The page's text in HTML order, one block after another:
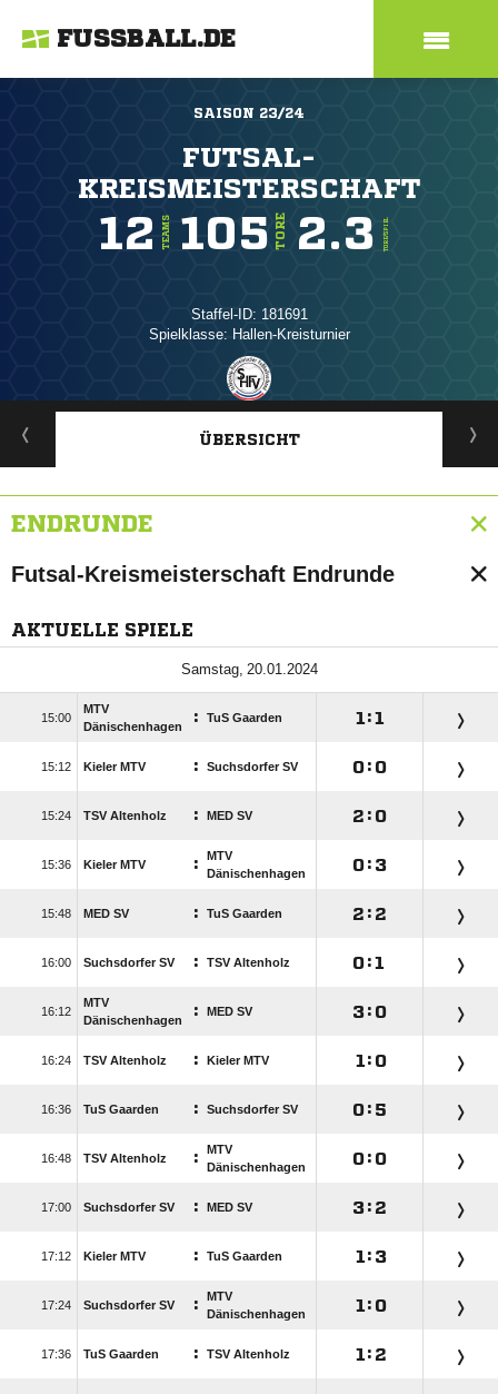
FUSSBALL.DE
SAISON 23/24
FUTSAL-
KREISMEISTERSCHAFT
12 TEAMS 105 TORE 2.3 TORE/SPIEL
Staffel-ID: 181691
Spielklasse: Hallen-Kreisturnier
ANZEIGE
ÜBERSICHT
ENDRUNDE
Futsal-Kreismeisterschaft Endrunde
AKTUELLE SPIELE
 

MTV
Dänischenhagen
: TuS Gaarden  : 
 Kieler MTV : Suchsdorfer SV  : 
 TSV Altenholz : MED SV  : 
 Kieler MTV :
MTV
Dänischenhagen
 : 
 MED SV : TuS Gaarden  : 
 Suchsdorfer SV : TSV Altenholz  : 

MTV
Dänischenhagen
: MED SV  : 
 TSV Altenholz : Kieler MTV  : 
 TuS Gaarden : Suchsdorfer SV  : 
 TSV Altenholz :
MTV
Dänischenhagen
 : 
 Suchsdorfer SV : MED SV  : 
 Kieler MTV : TuS Gaarden  : 
 Suchsdorfer SV :
MTV
Dänischenhagen
 : 
 TuS Gaarden : TSV Altenholz  : 